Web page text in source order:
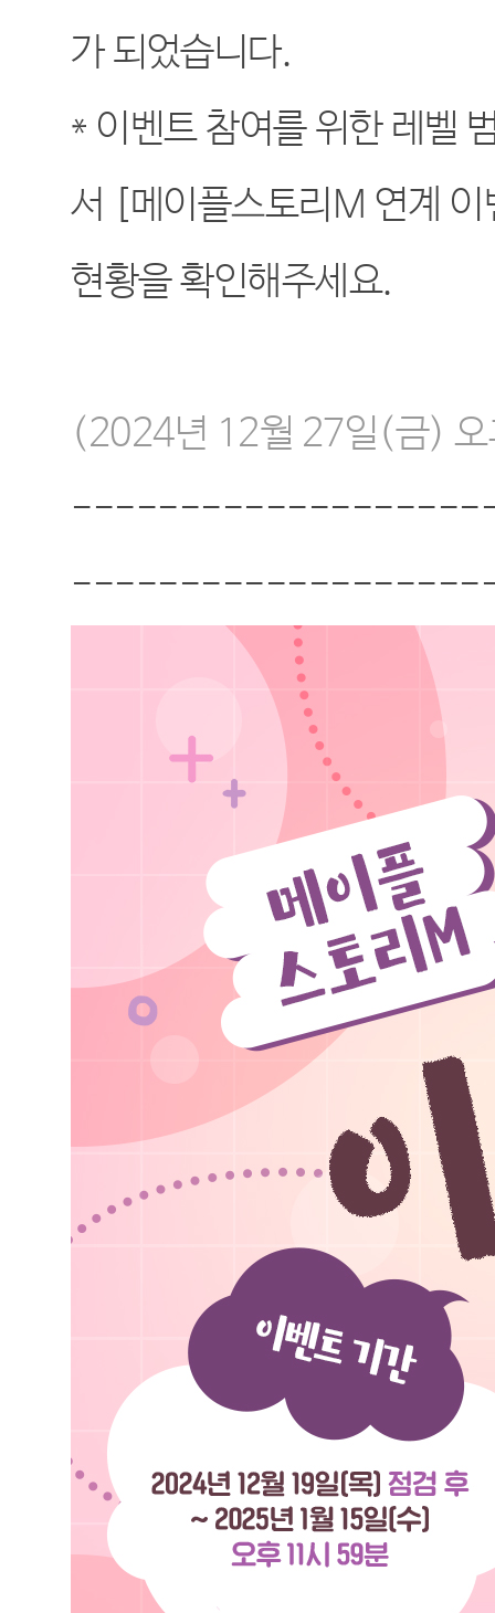
가 되었습니다.
* 이벤트 참여를 위한 레벨
서 [메이플스토리M 연계
현황을 확인해주세요.
(2024년 12월 27일(금)